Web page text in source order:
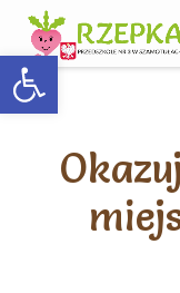
Otwórz pasek narzędzi
Skip
content